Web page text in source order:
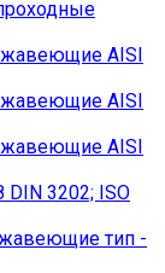
AISI
AISI
AISI
3202; ISO
тип -